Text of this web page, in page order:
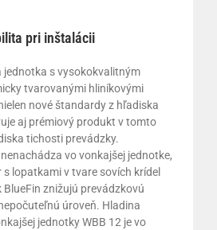
pri inštalácii
jednotka s vysokokvalitným
tvarovanými hliníkovými
nové štandardy z hľadiska
aj prémiový produkt v tomto
tichosti prevádzky.
vo vonkajšej jednotke,
lopatkami v tvare sovích krídel
znižujú prevádzkovú
úroveň. Hladina
jednotky WBB 12 je vo